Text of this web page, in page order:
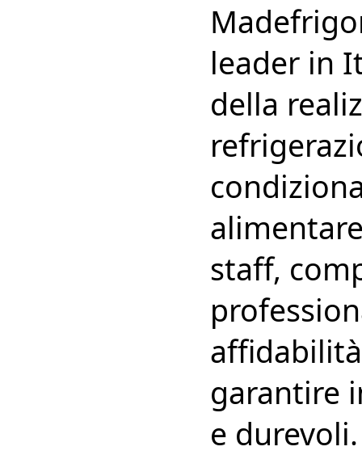
leader in
della
staff,
garantire
e durevoli.